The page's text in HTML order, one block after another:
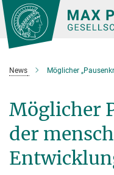
Hauptinhalt
News Möglicher
Möglicher
der